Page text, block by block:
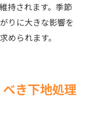
持されます。季節
りに大きな影響を
められます。
き下地処理